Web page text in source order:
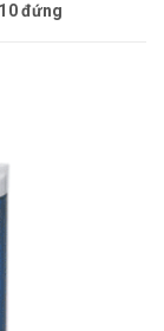
đứng